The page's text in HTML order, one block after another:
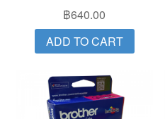
฿640.00
ADD TO CART